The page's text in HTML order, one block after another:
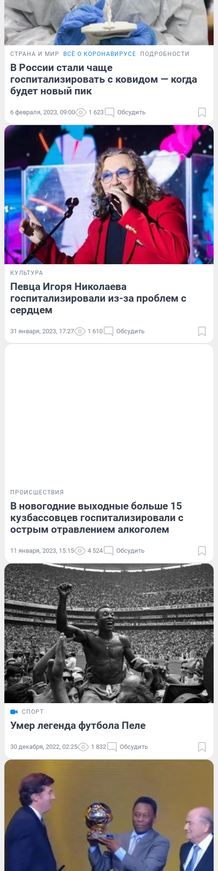
СТРАНА И МИР ВСЁ О КОРОНАВИРУСЕ ПОДРОБНОСТИ
В России стали чаще
госпитализировать с ковидом — когда
будет новый пик
6 февраля, 2023, 09:00 1 623 Обсудить
КУЛЬТУРА
Певца Игоря Николаева
госпитализировали из-за проблем с
сердцем
31 января, 2023, 17:27 1 610 Обсудить
ПРОИСШЕСТВИЯ
В новогодние выходные больше 15
кузбассовцев госпитализировали с
острым отравлением алкоголем
11 января, 2023, 15:15 4 524 Обсудить
СПОРТ
Умер легенда футбола Пеле
30 декабря, 2022, 02:25 1 832 Обсудить